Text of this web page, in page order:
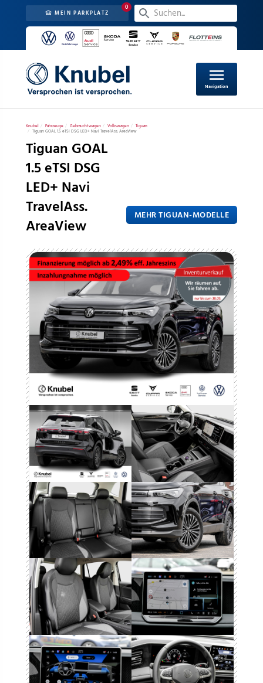
MEIN PARKPLATZ
0
menu
Navigation
Knubel Fahrzeuge Gebrauchtwagen Volkswagen
Tiguan
Tiguan GOAL 1.5 eTSI DSG LED+ Navi TravelAss. AreaView
Tiguan GOAL
1.5 eTSI DSG
LED+ Navi
TravelAss.
AreaView
MEHR TIGUAN-MODELLE